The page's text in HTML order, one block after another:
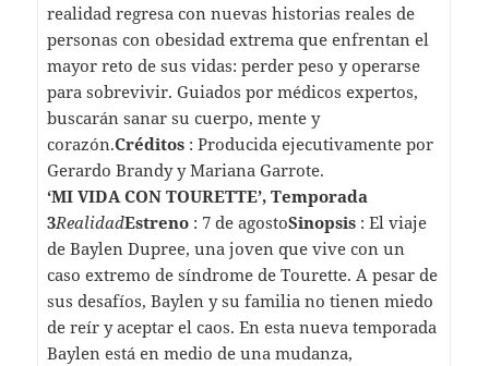
realidad regresa con nuevas historias reales de
personas con obesidad extrema que enfrentan el
mayor reto de sus vidas: perder peso y operarse
para sobrevivir. Guiados por médicos expertos,
buscarán sanar su cuerpo, mente y
corazón.Créditos: Producida ejecutivamente por
Gerardo Brandy y Mariana Garrote.
‘MI VIDA CON TOURETTE’, Temporada
3RealidadEstreno: 7 de agostoSinopsis: El viaje
de Baylen Dupree, una joven que vive con un
caso extremo de síndrome de Tourette. A pesar de
sus desafíos, Baylen y su familia no tienen miedo
de reír y aceptar el caos. En esta nueva temporada
Baylen está en medio de una mudanza,